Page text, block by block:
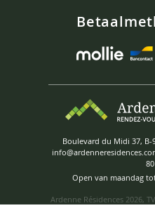
Boulevard du Midi 37, B-
Open van maandag
Ardenne Résidences 2026,